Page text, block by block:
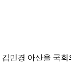
민경 아산을 국